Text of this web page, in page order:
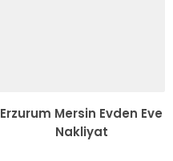
Erzurum Mersin Evden Eve
Nakliyat